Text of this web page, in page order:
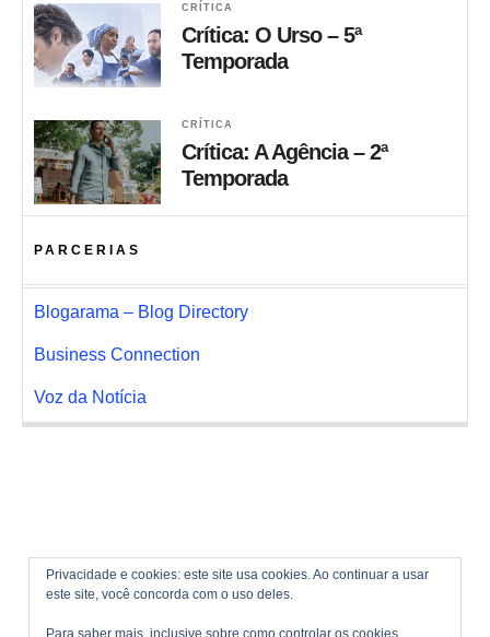
Privacidade e cookies: este site usa cookies. Ao continuar a usar
este site, você concorda com o uso deles.
Para saber mais, inclusive sobre como controlar os cookies,
CRÍTICA
Crítica: O Urso – 5ª
Temporada
CRÍTICA
Crítica: A Agência – 2ª
Temporada
PARCERIAS
Blogarama – Blog Directory
Business Connection
Voz da Notícia